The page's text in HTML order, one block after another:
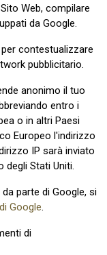
Web, compilare
da Google.
contestualizzare
pubblicitario.
anonimo il tuo
entro i
o in altri Paesi
Europeo l'indirizzo
IP sarà inviato
degli Stati Uniti.
parte di Google, si
Google.
di